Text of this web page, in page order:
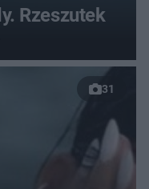
Rzeszutek
31